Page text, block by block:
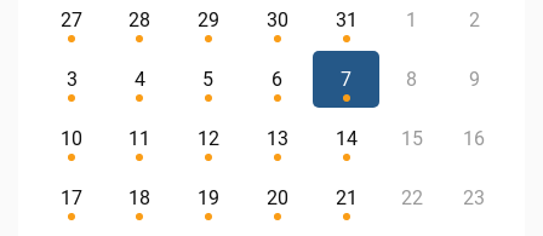
27 28 29 30 31 1 2
3 4 5 6 7 8 9
10 11 12 13 14 15 16
17 18 19 20 21 22 23